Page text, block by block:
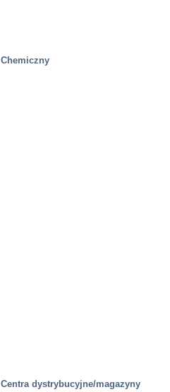
Przemysłowy
Chemiczny
Centra dystrybucyjne/magazyny